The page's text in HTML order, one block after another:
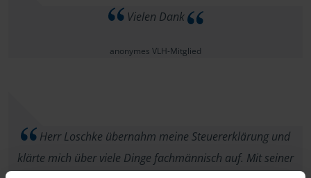
Vielen Dank
anonymes VLH-Mitglied
Herr Loschke übernahm meine Steuererklärung und
klärte mich über viele Dinge fachmännisch auf. Mit seiner